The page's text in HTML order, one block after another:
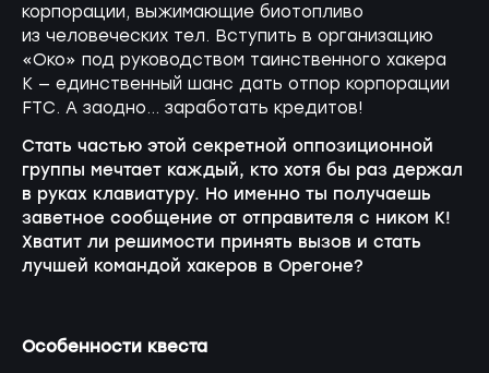
корпорации, выжимающие биотопливо
из человеческих тел. Вступить в организацию
«Око» под руководством таинственного хакера
K — единственный шанс дать отпор корпорации
FTC. А заодно… заработать кредитов!
Стать частью этой секретной оппозиционной
группы мечтает каждый, кто хотя бы раз держал
в руках клавиатуру. Но именно ты получаешь
заветное сообщение от отправителя с ником К!
Хватит ли решимости принять вызов и стать
лучшей командой хакеров в Орегоне?
Особенности квеста